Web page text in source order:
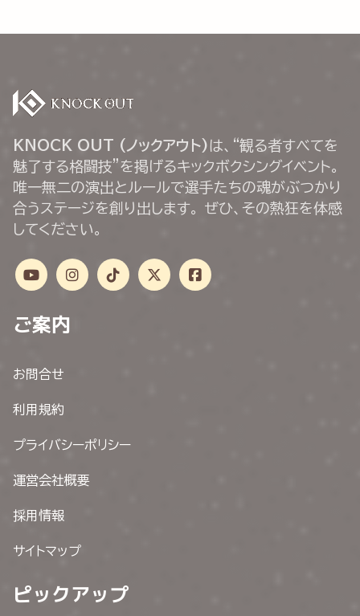
KNOCK OUT (ノックアウト) は、“観る者すべてを
魅了する格闘技”を掲げるキックボクシングイベント。
唯一無二の演出とルールで選手たちの魂がぶつかり
合うステージを創り出します。 ぜひ、その熱狂を体感
してください。
ご案内
お問合せ
利用規約
プライバシーポリシー
運営会社概要
採用情報
サイトマップ
ピックアップ